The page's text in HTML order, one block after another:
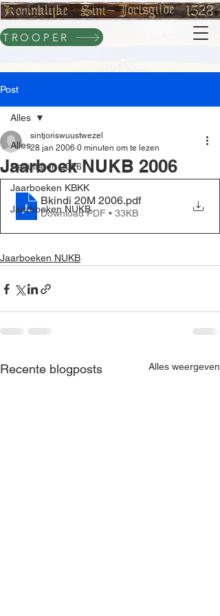
TROOPER
Post
Alles
Resultaten 2026
Jaarboeken KBKK
Jaarboeken NUKB
Alles
Jaarboek NUKB 2006
sintjoriswuustwezel
28 jan 2006 0 minuten om te lezen
Bkindi 20M 2006.pdf
Download PDF • 33KB
Jaarboeken NUKB
Recente blogposts Alles weergeven